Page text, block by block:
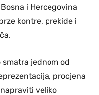
i Hercegovina
kontre, prekide i
smatra jednom od
procjena
veliko